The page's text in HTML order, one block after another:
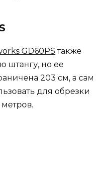
GD60PS также
штангу, но ее
203 см, а сам
для обрезки